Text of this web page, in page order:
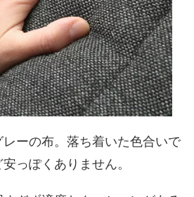
ーの布。落ち着いた色合いで
っぽくありません。